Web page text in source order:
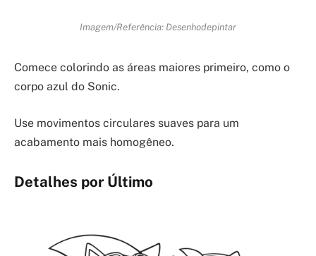
Imagem/Referência: Desenhodepintar
Comece colorindo as áreas maiores primeiro, como o
corpo azul do Sonic.
Use movimentos circulares suaves para um
acabamento mais homogêneo.
Detalhes por Último